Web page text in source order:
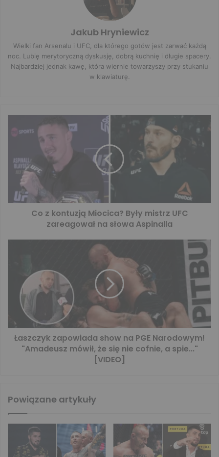
Jakub Hryniewicz
Wielki fan Arsenalu i UFC, dla którego gotów jest zarwać każdą
noc. Lubię merytoryczną dyskusję, dobrą kuchnię i długie spacery.
Najbardziej jednak kawę, która wiernie towarzyszy przy stukaniu
w klawiaturę.
Co z kontuzją Miocica? Były mistrz UFC
zareagował na słowa Aspinalla
Łaszczyk zapowiada show na PGE Narodowym!
"Amadeusz mówił, że się nie cofnie, a spie..."
[VIDEO]
Powiązane artykuły